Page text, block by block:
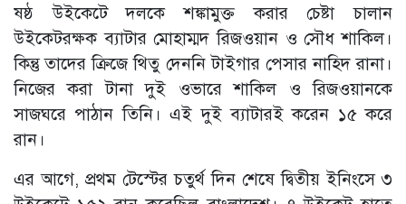
ষষ্ঠ উইকেটে দলকে শঙ্কামুক্ত করার চেষ্টা চালান
উইকেটরক্ষক ব্যাটার মোহাম্মদ রিজওয়ান ও সৌধ শাকিল।
কিন্তু তাদের ক্রিজে থিতু দেননি টাইগার পেসার নাহিদ রানা।
নিজের করা টানা দুই ওভারে শাকিল ও রিজওয়ানকে
সাজঘরে পাঠান তিনি। এই দুই ব্যাটারই করেন ১৫ করে
রান।
এর আগে, প্রথম টেস্টের চতুর্থ দিন শেষে দ্বিতীয় ইনিংসে ৩